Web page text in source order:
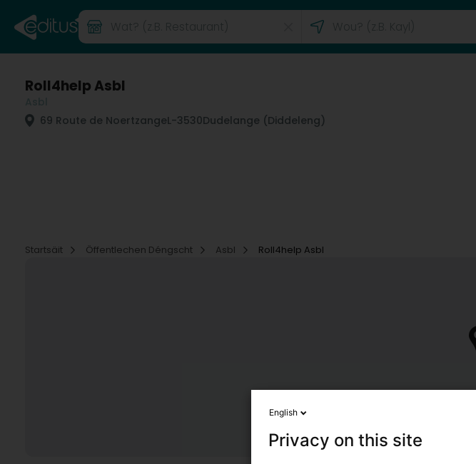
Roll4help Asbl
69 Route de NoertzangeL-3530Dudelange (Diddeleng)
Startsäit
Öffentlechen Déngscht Asbl Roll4help Asbl
English
Privacy on this site